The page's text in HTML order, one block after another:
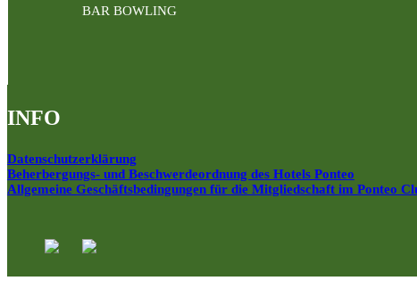
BAR BOWLING
INFO
Datenschutzerklärung
Beherbergungs- und Beschwerdeordnung des Hotels Ponteo
Allgemeine Geschäftsbedingungen für die Mitgliedschaft im Ponteo